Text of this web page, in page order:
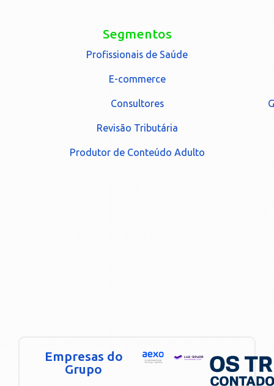
Segmentos
Profissionais de Saúde
E-commerce
Consultores
Revisão Tributária
Produtor de Conteúdo Adulto
Empresas do
Grupo